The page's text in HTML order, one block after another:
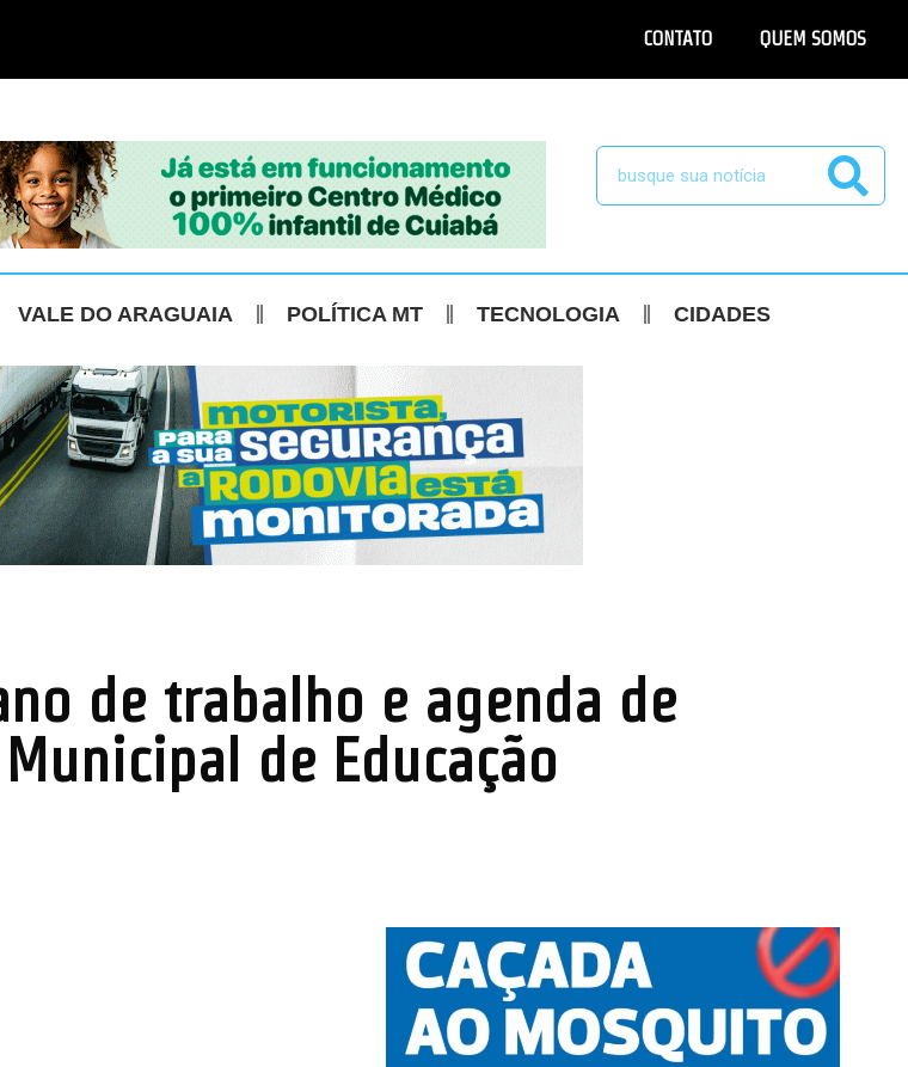
CONTATO QUEM SOMOS
VALE DO ARAGUAIA POLÍTICA MT TECNOLOGIA CIDADES
de trabalho e agenda de
de Educação